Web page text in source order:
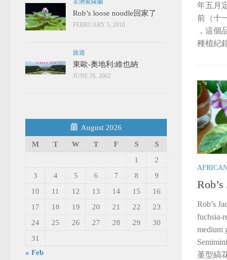
年五月
前（十
，這個
種植紀
Rob’s
fuchsia-
medium
堇型縞
非洲紫羅蘭
Rob’s loose noodle回家了
FEBRUARY 5, 2010
旅遊
東歐-奧地利:維也納
JUNE 26, 2002
August 2026
M T W T F S
S
1
2
3
4 5 6 7 8
9
10
11 12 13 14 15
16
17
18 19 20 21 22
23
24
25 26 27 28 29
30
31
« Feb